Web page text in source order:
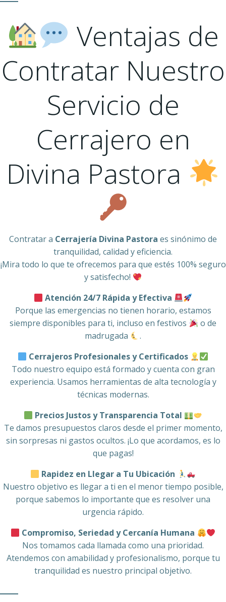
Ventajas de
Contratar Nuestro
Servicio de
Cerrajero en
Divina Pastora
Contratar a Cerrajería Divina Pastora es sinónimo de
tranquilidad, calidad y eficiencia.
¡Mira todo lo que te ofrecemos para que estés 100% seguro
y satisfecho!
Atención 24/7 Rápida y Efectiva
Porque las emergencias no tienen horario, estamos
siempre disponibles para ti, incluso en festivos
o de
madrugada
.
Cerrajeros Profesionales y Certificados
Todo nuestro equipo está formado y cuenta con gran
experiencia. Usamos herramientas de alta tecnología y
técnicas modernas.
Precios Justos y Transparencia Total
Te damos presupuestos claros desde el primer momento,
sin sorpresas ni gastos ocultos. ¡Lo que acordamos, es lo
que pagas!
Rapidez en Llegar a Tu Ubicación
Nuestro objetivo es llegar a ti en el menor tiempo posible,
porque sabemos lo importante que es resolver una
urgencia rápido.
Compromiso, Seriedad y Cercanía Humana
Nos tomamos cada llamada como una prioridad.
Atendemos con amabilidad y profesionalismo, porque tu
tranquilidad es nuestro principal objetivo.